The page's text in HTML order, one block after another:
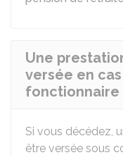
Une
versée en
fonctionnaire
Si vous décédez,
être versée sous